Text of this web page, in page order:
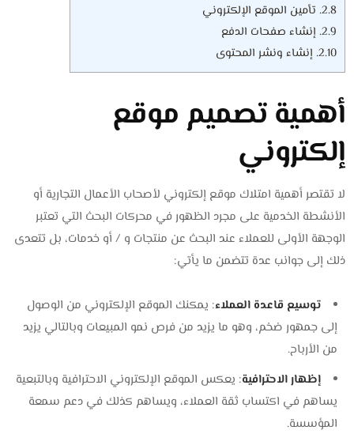
2.8. تأمين الموقع الإلكتروني
2.9. إنشاء صفحات الدفع
2.10. إنشاء ونشر المحتوى
أهمية تصميم موقع
إلكتروني
لا تقتصر أهمية امتلاك موقع إلكتروني لأصحاب الأعمال التجارية أو
الأنشطة الخدمية على مجرد الظهور في محركات البحث التي تعتبر
الوجهة الأولى للعملاء عند البحث عن منتجات و / أو خدمات، بل تتعدى
ذلك إلى جوانب عدة تتضمن ما يأتي:
توسيع قاعدة العملاء: يمكنك الموقع الإلكتروني من الوصول
إلى جمهور ضخم، وهو ما يزيد من فرص نمو المبيعات وبالتالي يزيد
من الأرباح.
إظهار الاحترافية: يعكس الموقع الإلكتروني الاحترافية وبالتبعية
يساهم في اكتساب ثقة العملاء، ويساهم كذلك في دعم سمعة
المؤسسة.